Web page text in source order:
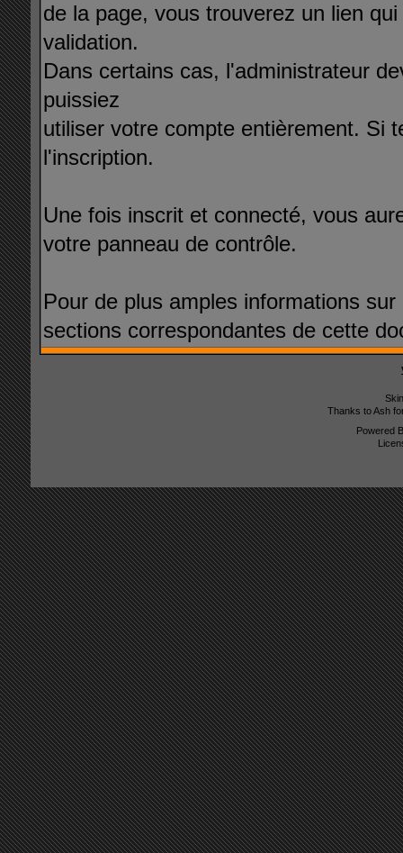
de la page, vous trouverez un lien
validation.
Dans certains cas, l'administrateur
puissiez
utiliser votre compte entièrement. Si
l'inscription.
Une fois inscrit et connecté, vous
votre panneau de contrôle.
Pour de plus amples informations
sections correspondantes de cette
Thanks to Ash
Powered